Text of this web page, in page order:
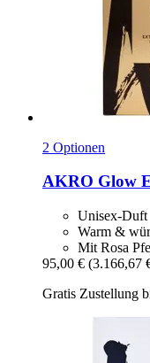
2 Optionen
AKRO Glow
Unisex-Duft
Warm &
Mit Rosa
95,00 € (3.166,67
Gratis Zustellung